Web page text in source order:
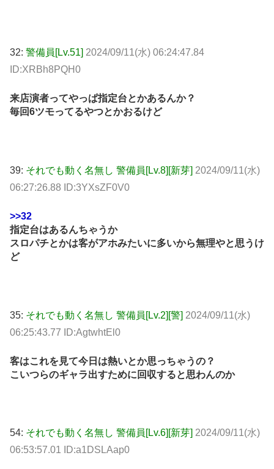
32: 警備員[Lv.51] 2024/09/11(水) 06:24:47.84
ID:XRBh8PQH0
来店演者ってやっぱ指定台とかあるんか？
毎回6ツモってるやつとかおるけど
39: それでも動く名無し 警備員[Lv.8][新芽] 2024/09/11(水)
06:27:26.88 ID:3YXsZF0V0
>>32
指定台はあるんちゃうか
スロパチとかは客がアホみたいに多いから無理やと思うけ
ど
35: それでも動く名無し 警備員[Lv.2][警] 2024/09/11(水)
06:25:43.77 ID:AgtwhtEl0
客はこれを見て今日は熱いとか思っちゃうの？
こいつらのギャラ出すために回収すると思わんのか
54: それでも動く名無し 警備員[Lv.6][新芽] 2024/09/11(水)
06:53:57.01 ID:a1DSLAap0